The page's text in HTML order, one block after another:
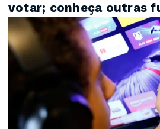
votar; conheça outras